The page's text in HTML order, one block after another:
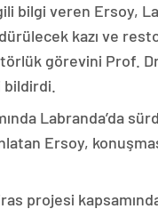
bilgi veren Ersoy,
kazı ve
görevini Prof.
Labranda’da
Ersoy,
projesi